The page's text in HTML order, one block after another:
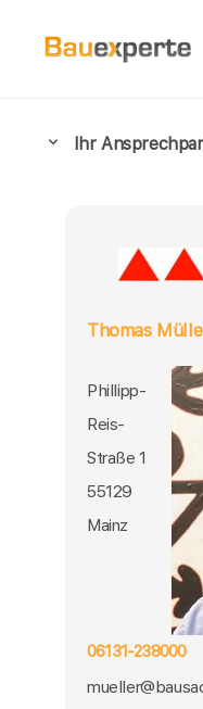
Ihr
Thomas
Phillipp-
Reis-
Straße 1
55129
Mainz
06131-238000